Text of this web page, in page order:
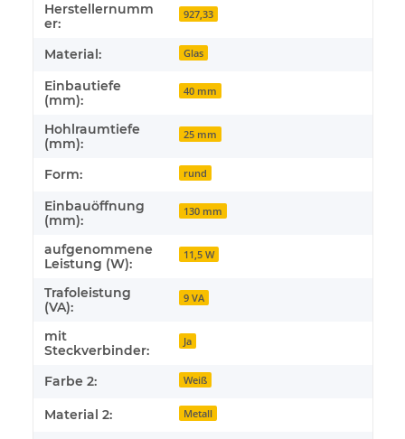
Herstellernumm
er:
927,33
Material: Glas
Einbautiefe
(mm):
40 mm
Hohlraumtiefe
(mm):
25 mm
Form: rund
Einbauöffnung
(mm):
130 mm
aufgenommene
Leistung (W):
11,5 W
Trafoleistung
(VA):
9 VA
mit
Steckverbinder:
Ja
Farbe 2: Weiß
Material 2: Metall